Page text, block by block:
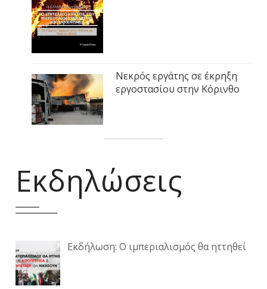
Νεκρός εργάτης σε έκρηξη
εργοστασίου στην Κόρινθο
Εκδηλώσεις
Εκδήλωση: Ο ιμπεριαλισμός θα ηττηθεί